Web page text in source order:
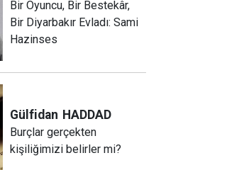
Bir Oyuncu, Bir Bestekâr,
Bir Diyarbakır Evladı: Sami
Hazinses
Gülfidan HADDAD
Burçlar gerçekten
kişiliğimizi belirler mi?